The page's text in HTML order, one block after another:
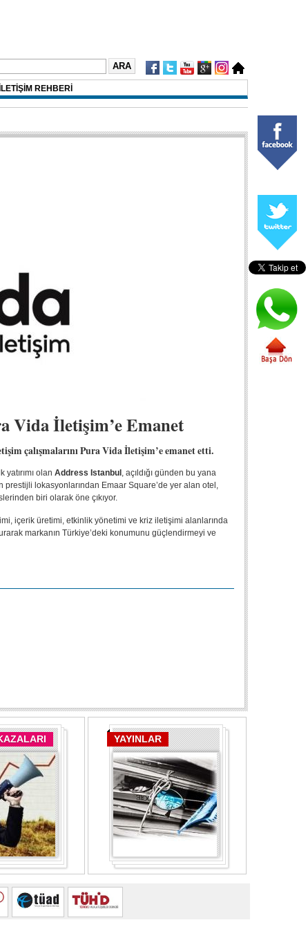
İLETİŞİM REHBERİ
Vida İletişim’e Emanet
çalışmalarını Pura Vida İletişim’e emanet etti.
yatırımı olan Address Istanbul , açıldığı günden bu yana
prestijli lokasyonlarından Emaar Square’de yer alan otel,
biri olarak öne çıkıyor.
içerik üretimi, etkinlik yönetimi ve kriz iletişimi alanlarında
markanın Türkiye’deki konumunu güçlendirmeyi ve
YAYINLAR